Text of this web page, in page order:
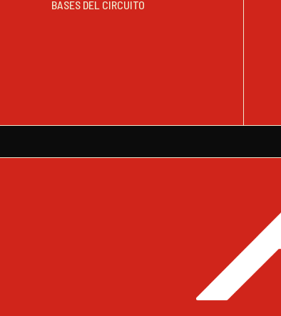
BASES DEL CIRCUITO